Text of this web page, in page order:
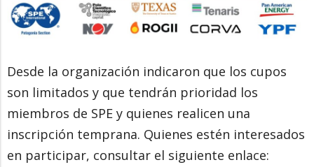
Desde la organización indicaron que los cupos
son limitados y que tendrán prioridad los
miembros de SPE y quienes realicen una
inscripción temprana. Quienes estén interesados
en participar, consultar el siguiente enlace: